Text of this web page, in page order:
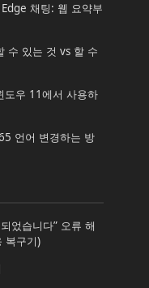
채팅: 웹 요약부
수 있는 것 vs 할 수
우 11에서 사용하
언어 변경하는 방
었습니다” 오류 해
복구기)